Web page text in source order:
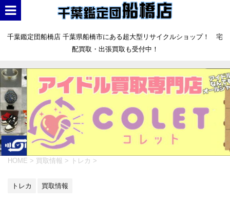
千葉鑑定団船橋店 千葉県船橋市にある超大型リサイクルショップ！ 宅
配買取・出張買取も受付中！
HOME > 買取情報 > トレカ >
トレカ 買取情報